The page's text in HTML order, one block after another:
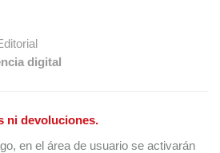
digital
ni devoluciones.
en el área de usuario se activarán